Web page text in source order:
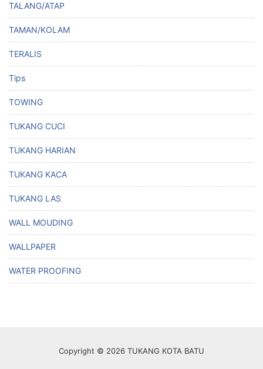
TALANG/ATAP
TAMAN/KOLAM
TERALIS
Tips
TOWING
TUKANG CUCI
TUKANG HARIAN
TUKANG KACA
TUKANG LAS
WALL MOUDING
WALLPAPER
WATER PROOFING
Copyright © 2026 TUKANG KOTA BATU